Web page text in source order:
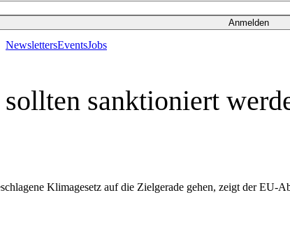
Anmelden
NewslettersEventsJobs
sanktioniert
Klimagesetz auf die Zielgerade gehen, zeigt der EU-